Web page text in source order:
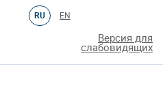
RU EN
Версия для
слабовидящих